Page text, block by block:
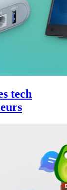
tech